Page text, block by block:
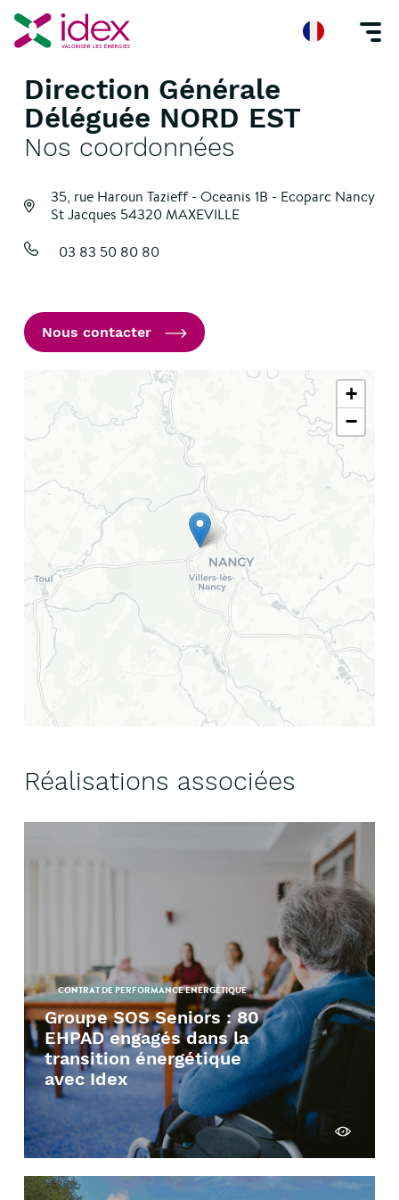
Accueil Nos agences Direction Générale Déléguée NORD EST
Direction Générale
Déléguée NORD EST
Nos coordonnées
35, rue Haroun Tazieff - Oceanis 1B - Ecoparc Nancy
St Jacques 54320 MAXEVILLE
03 83 50 80 80
Nous contacter
+
−
Réalisations associées
CONTRAT DE PERFORMANCE ENERGÉTIQUE
Groupe SOS Seniors : 80
EHPAD engagés dans la
transition énergétique
avec Idex
Découvrir